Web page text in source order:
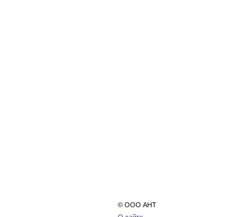
© ООО АНТ